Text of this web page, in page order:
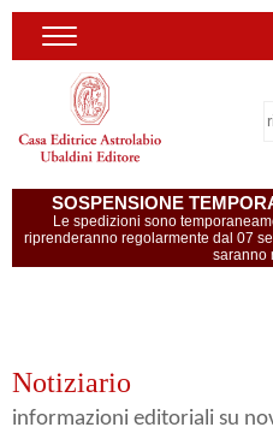
SOSPENSIONE
Le spedizioni sono
riprenderanno regolarmente dal 07
saranno
Notiziario
informazioni editoriali su